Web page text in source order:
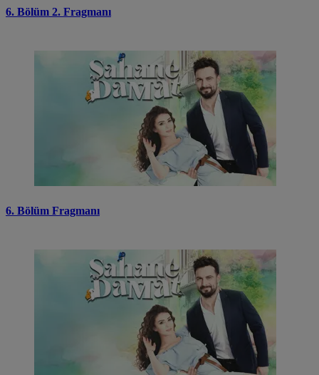
6. Bölüm 2. Fragmanı
6. Bölüm Fragmanı